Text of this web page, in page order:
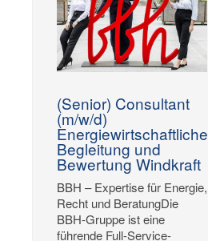
(Senior) Consultant
(m/w/d)
Energiewirtschaftliche
Begleitung und
Bewertung Windkraft
BBH – Expertise für Energie,
Recht und BeratungDie
BBH-Gruppe ist eine
führende Full-Service-